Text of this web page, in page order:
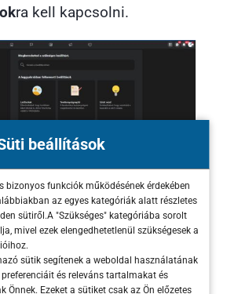
beállítások
bizonyos funkciók működésének érdekében
az egyes kategóriák alatt részletes
sütiről.A "Szükséges" kategóriába sorolt
mivel ezek elengedhetetlenül szükségesek a
sütik segítenek a weboldal használatának
és releváns tartalmakat és
Önnek. Ezeket a sütiket csak az Ön előzetes
ra kell kapcsolni.
hozzákapcsolodaz
fiókodat a Fb fiókodhoz.